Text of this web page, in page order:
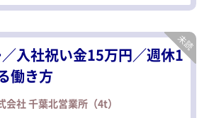
数：1日10〜15件
：アイス・冷凍食品など
降ろし：手積み手降ろし（5〜
程度）
スは店舗での陳列作業あり
メインで「運転中心」の働き方
入社祝い金15万円／週休1
働き方
社 千葉北営業所（4t）